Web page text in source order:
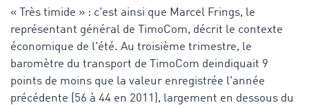
« Très timide » : c'est ainsi que Marcel Frings, le
représentant général de TimoCom, décrit le contexte
économique de l'été. Au troisième trimestre, le
baromètre du transport de TimoCom deindiquait 9
points de moins que la valeur enregistrée l'année
précédente (56 à 44 en 2011), largement en dessous du